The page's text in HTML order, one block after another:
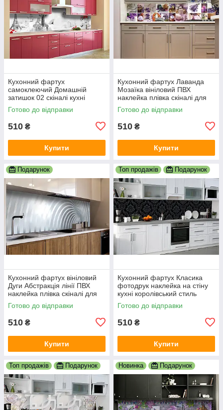
Кухонний фартух
самоклеючий Домашній
затишок 02 скіналі кухні
наклейка ПВХ Париж
Ейфелева вежа 600х2000 мм
Готово до відправки
510 ₴
Купити
Кухонний фартух Лаванда
Мозаїка вініловий ПВХ
наклейка плівка скіналі для
кухні фіолетовий 600х2000
мм
Готово до відправки
510 ₴
Купити
Подарунок
Кухонний фартух вініловий
Дуги Абстракція лінії ПВХ
наклейка плівка скіналі для
кухні сірий 600х2000 мм
Готово до відправки
510 ₴
Купити
Топ продажів Подарунок
Кухонний фартух Класика
фотодрук наклейка на стіну
кухні королівський стиль
абстракція 600х2000 мм
Готово до відправки
510 ₴
Купити
Топ продажів Подарунок Новинка Подарунок